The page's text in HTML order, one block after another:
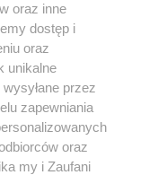
powielany i
jakikolwiek sposób (w
polu
w Internecie
użycie lub
prawa, tzn.
i może być ścigane
oraz inne
dostęp i
oraz
unikalne
przez
zapewniania
oraz
my i Zaufani